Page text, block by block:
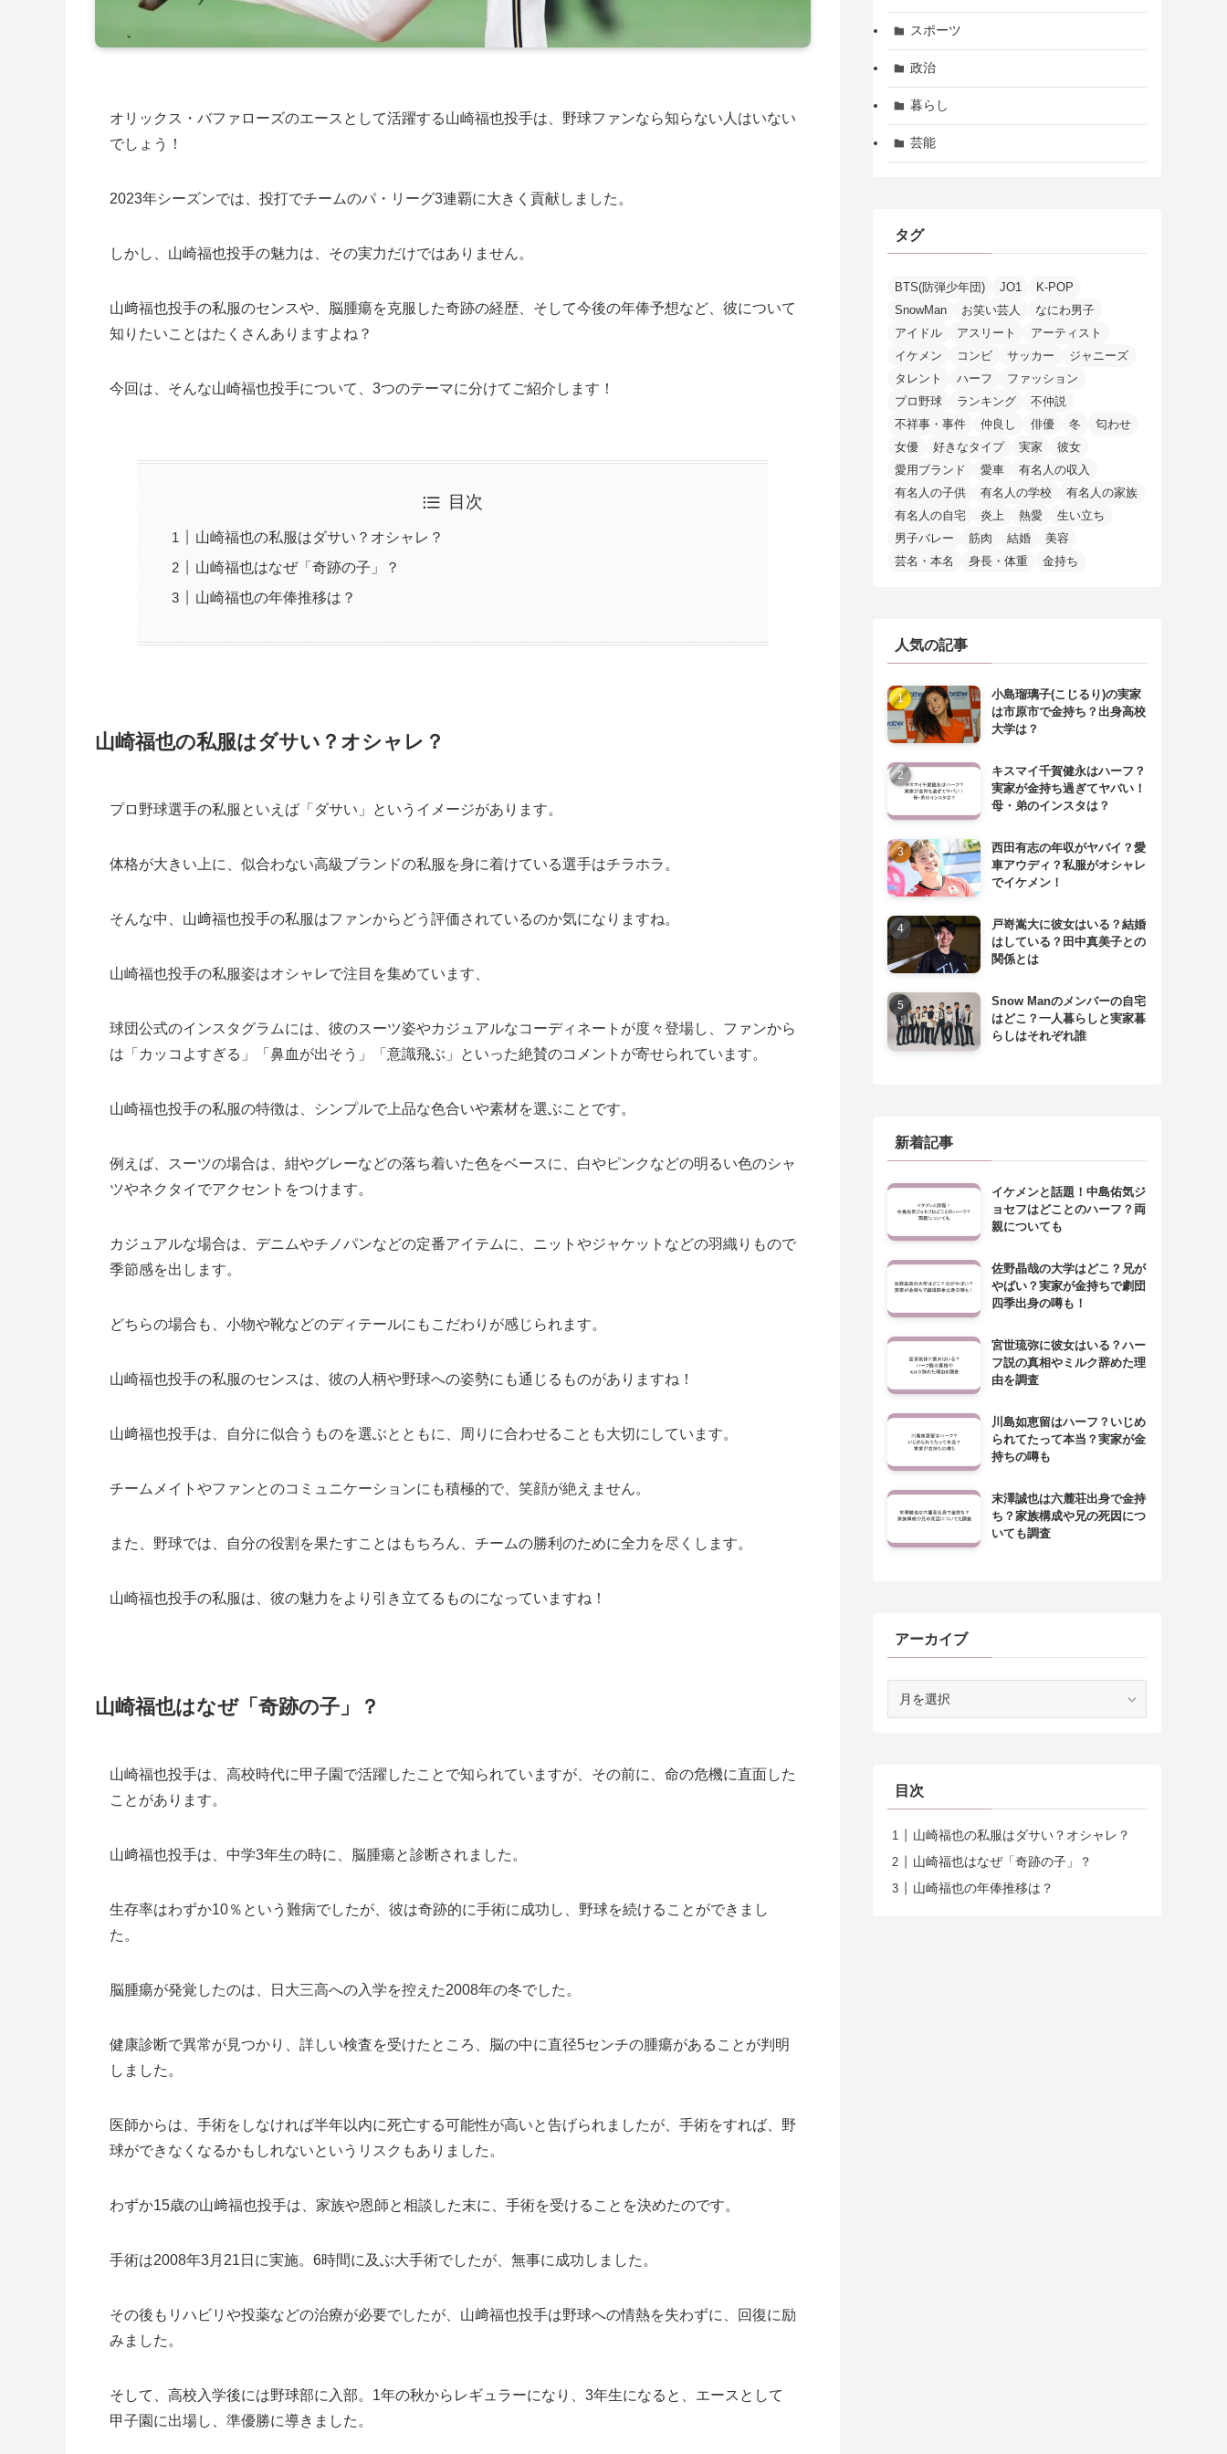
オリックス・バファローズのエースとして活躍する山崎福也投手は、野球ファンなら知らない人はいない
でしょう！
2023年シーズンでは、投打でチームのパ・リーグ3連覇に大きく貢献しました。
しかし、山崎福也投手の魅力は、その実力だけではありません。
山﨑福也投手の私服のセンスや、脳腫瘍を克服した奇跡の経歴、そして今後の年俸予想など、彼について
知りたいことはたくさんありますよね？
今回は、そんな山崎福也投手について、3つのテーマに分けてご紹介します！
目次
山崎福也の私服はダサい？オシャレ？
山崎福也はなぜ「奇跡の子」？
山崎福也の年俸推移は？
山崎福也の私服はダサい？オシャレ？
プロ野球選手の私服といえば「ダサい」というイメージがあります。
体格が大きい上に、似合わない高級ブランドの私服を身に着けている選手はチラホラ。
そんな中、山﨑福也投手の私服はファンからどう評価されているのか気になりますね。
山崎福也投手の私服姿はオシャレで注目を集めています、
球団公式のインスタグラムには、彼のスーツ姿やカジュアルなコーディネートが度々登場し、ファンから
は「カッコよすぎる」「鼻血が出そう」「意識飛ぶ」といった絶賛のコメントが寄せられています。
山崎福也投手の私服の特徴は、シンプルで上品な色合いや素材を選ぶことです。
例えば、スーツの場合は、紺やグレーなどの落ち着いた色をベースに、白やピンクなどの明るい色のシャ
ツやネクタイでアクセントをつけます。
カジュアルな場合は、デニムやチノパンなどの定番アイテムに、ニットやジャケットなどの羽織りもので
季節感を出します。
どちらの場合も、小物や靴などのディテールにもこだわりが感じられます。
山崎福也投手の私服のセンスは、彼の人柄や野球への姿勢にも通じるものがありますね！
山﨑福也投手は、自分に似合うものを選ぶとともに、周りに合わせることも大切にしています。
チームメイトやファンとのコミュニケーションにも積極的で、笑顔が絶えません。
また、野球では、自分の役割を果たすことはもちろん、チームの勝利のために全力を尽くします。
山崎福也投手の私服は、彼の魅力をより引き立てるものになっていますね！
山崎福也はなぜ「奇跡の子」？
山崎福也投手は、高校時代に甲子園で活躍したことで知られていますが、その前に、命の危機に直面した
ことがあります。
山﨑福也投手は、中学3年生の時に、脳腫瘍と診断されました。
生存率はわずか10％という難病でしたが、彼は奇跡的に手術に成功し、野球を続けることができまし
た。
脳腫瘍が発覚したのは、日大三高への入学を控えた2008年の冬でした。
健康診断で異常が見つかり、詳しい検査を受けたところ、脳の中に直径5センチの腫瘍があることが判明
しました。
医師からは、手術をしなければ半年以内に死亡する可能性が高いと告げられましたが、手術をすれば、野
球ができなくなるかもしれないというリスクもありました。
わずか15歳の山﨑福也投手は、家族や恩師と相談した末に、手術を受けることを決めたのです。
手術は2008年3月21日に実施。6時間に及ぶ大手術でしたが、無事に成功しました。
その後もリハビリや投薬などの治療が必要でしたが、山﨑福也投手は野球への情熱を失わずに、回復に励
みました。
そして、高校入学後には野球部に入部。1年の秋からレギュラーになり、3年生になると、エースとして
甲子園に出場し、準優勝に導きました。
スポーツ
政治
暮らし
芸能
タグ
BTS(防弾少年団) JO1
K-POP
SnowMan
お笑い芸人
なにわ男子
アイドル
アスリート
アーティスト
イケメン
コンビ サッカー
ジャニーズ
タレント
ハーフ
ファッション
プロ野球
ランキング
不仲説
不祥事・事件
仲良し 俳優 冬
匂わせ
女優
好きなタイプ 実家
彼女
愛用ブランド
愛車
有名人の収入
有名人の子供
有名人の学校
有名人の家族
有名人の自宅
炎上 熱愛
生い立ち
男子バレー
筋肉 結婚
美容
芸名・本名
身長・体重 金持ち
人気の記事
小島瑠璃子(こじるり)の実家
は市原市で金持ち？出身高校
大学は？
キスマイ千賀健永はハーフ？
実家が金持ち過ぎてヤバい！
母・弟のインスタは？
西田有志の年収がヤバイ？愛
車アウディ？私服がオシャレ
でイケメン！
戸嵜嵩大に彼女はいる？結婚
はしている？田中真美子との
関係とは
Snow Manのメンバーの自宅
はどこ？一人暮らしと実家暮
らしはそれぞれ誰
新着記事
イケメンと話題！中島佑気ジ
ョセフはどことのハーフ？両
親についても
佐野晶哉の大学はどこ？兄が
やばい？実家が金持ちで劇団
四季出身の噂も！
宮世琉弥に彼女はいる？ハー
フ説の真相やミルク辞めた理
由を調査
川島如恵留はハーフ？いじめ
られてたって本当？実家が金
持ちの噂も
末澤誠也は六麓荘出身で金持
ち？家族構成や兄の死因につ
いても調査
アーカイブ
目次
山崎福也の私服はダサい？オシャレ？
山崎福也はなぜ「奇跡の子」？
山崎福也の年俸推移は？